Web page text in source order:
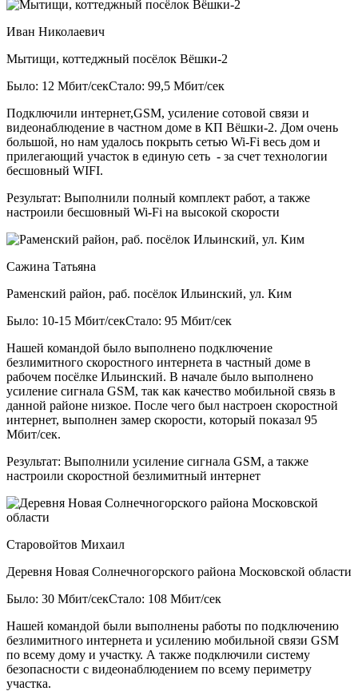
Иван Николаевич
Мытищи, коттеджный посёлок Вёшки-2
Было: 12 Мбит/секСтало: 99,5 Мбит/сек
Подключили интернет,GSM, усиление сотовой связи и
видеонаблюдение в частном доме в КП Вёшки-2. Дом очень
большой, но нам удалось покрыть сетью Wi-Fi весь дом и
прилегающий участок в единую сеть - за счет технологии
бесшовный WIFI.
Результат: Выполнили полный комплект работ, а также
настроили бесшовный Wi-Fi на высокой скорости
Сажина Татьяна
Раменский район, раб. посёлок Ильинский, ул. Ким
Было: 10-15 Мбит/секСтало: 95 Мбит/сек
Нашей командой было выполнено подключение
безлимитного скоростного интернета в частный доме в
рабочем посёлке Ильинский. В начале было выполнено
усиление сигнала GSM, так как качество мобильной связь в
данной районе низкое. После чего был настроен скоростной
интернет, выполнен замер скорости, который показал 95
Мбит/сек.
Результат: Выполнили усиление сигнала GSM, а также
настроили скоростной безлимитный интернет
Старовойтов Михаил
Деревня Новая Солнечногорского района Московской области
Было: 30 Мбит/секСтало: 108 Мбит/сек
Нашей командой были выполнены работы по подключению
безлимитного интернета и усилению мобильной связи GSM
по всему дому и участку. А также подключили систему
безопасности с видеонаблюдением по всему периметру
участка.